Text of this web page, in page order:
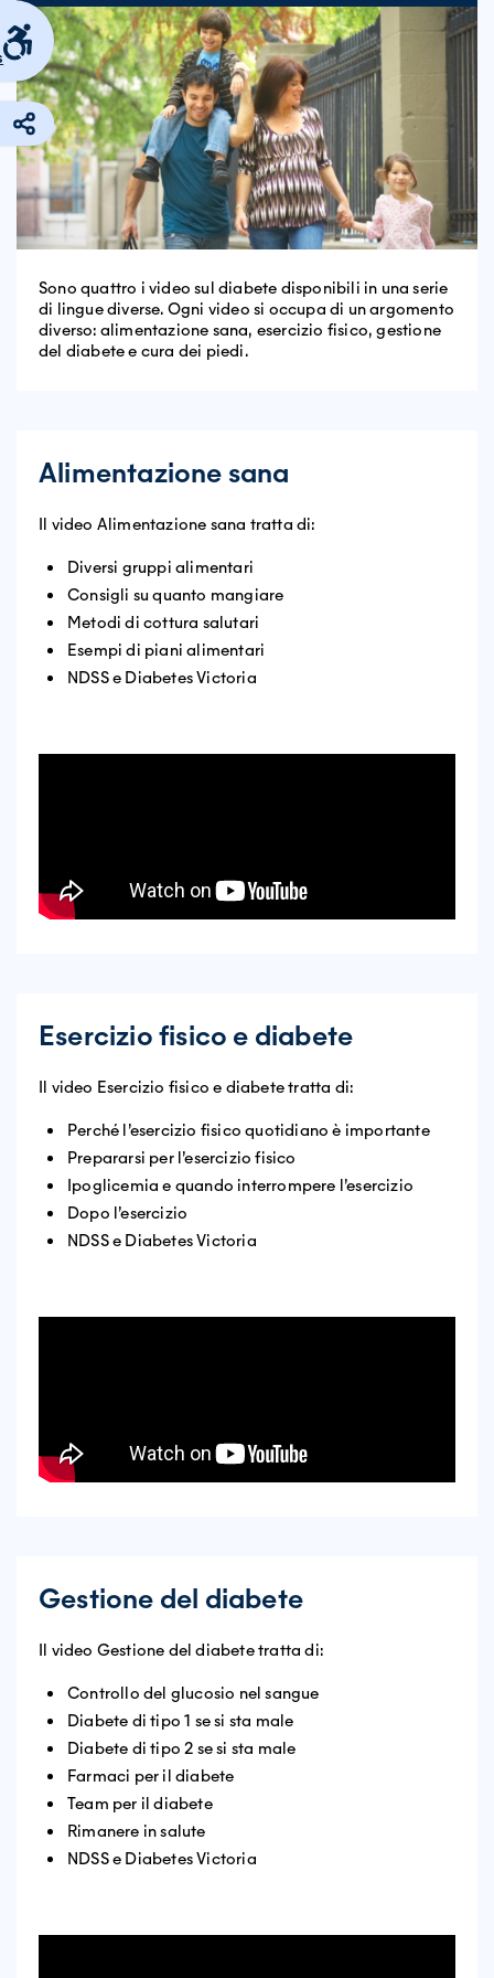
Sono quattro i video sul diabete disponibili in una serie
di lingue diverse. Ogni video si occupa di un argomento
diverso: alimentazione sana, esercizio fisico, gestione
del diabete e cura dei piedi.
Alimentazione sana
Il video Alimentazione sana tratta di:
Diversi gruppi alimentari
Consigli su quanto mangiare
Metodi di cottura salutari
Esempi di piani alimentari
NDSS e Diabetes Victoria
Esercizio fisico e diabete
Il video Esercizio fisico e diabete tratta di:
Perché l’esercizio fisico quotidiano è importante
Prepararsi per l’esercizio fisico
Ipoglicemia e quando interrompere l’esercizio
Dopo l’esercizio
NDSS e Diabetes Victoria
Gestione del diabete
Il video Gestione del diabete tratta di:
Controllo del glucosio nel sangue
Diabete di tipo 1 se si sta male
Diabete di tipo 2 se si sta male
Farmaci per il diabete
Team per il diabete
Rimanere in salute
NDSS e Diabetes Victoria